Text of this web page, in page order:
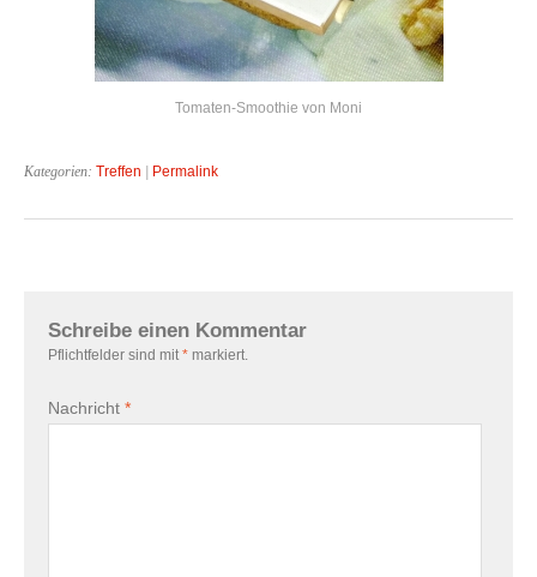
Tomaten-Smoothie von Moni
Kategorien: Treffen Permalink
Schreibe einen Kommentar
Pflichtfelder sind mit * markiert.
Nachricht *